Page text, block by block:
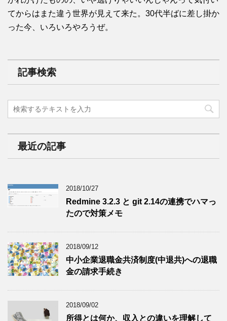
てからはまた違う世界が見えて来た。30代半ばに差し掛か
った今、いろいろやろうぜ。
記事検索
最近の記事
2018/10/27
Redmine 3.2.3 と git 2.14の連携でハマっ
たので対策メモ
2018/09/12
中小企業退職金共済制度(中退共)への退職
金の請求手続き
2018/09/02
所得とは何か、収入との違いを理解して